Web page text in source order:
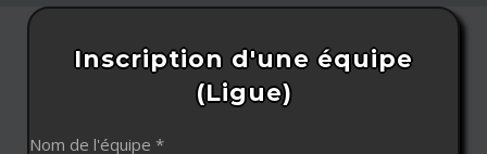
Inscription d'une équipe
(Ligue)
Nom de l'équipe *